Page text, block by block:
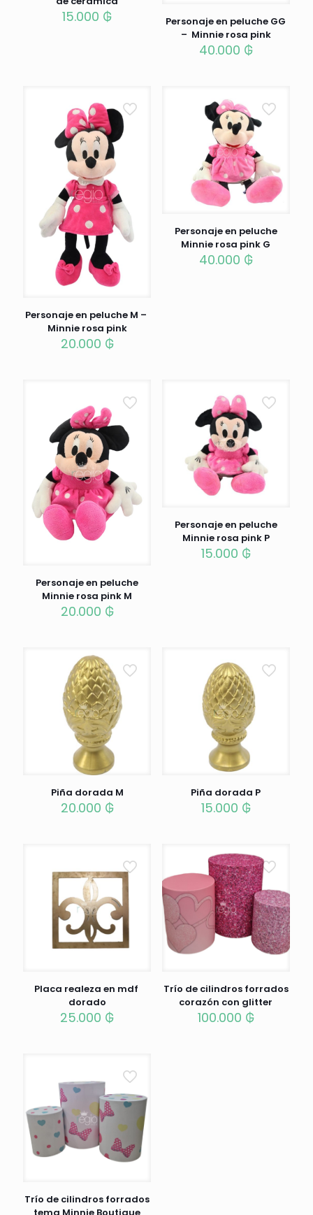
15.000 ₲
Personaje en peluche GG
– Minnie rosa pink
40.000 ₲
Personaje en peluche M –
Minnie rosa pink
20.000 ₲
Personaje en peluche
Minnie rosa pink G
40.000 ₲
Personaje en peluche
Minnie rosa pink M
20.000 ₲
Personaje en peluche
Minnie rosa pink P
15.000 ₲
Piña dorada M
20.000 ₲
Piña dorada P
15.000 ₲
Placa realeza en mdf
dorado
25.000 ₲
Trío de cilindros forrados
corazón con glitter
100.000 ₲
Trío de cilindros forrados